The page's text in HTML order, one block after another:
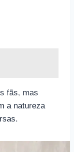
fãs, mas
a natureza